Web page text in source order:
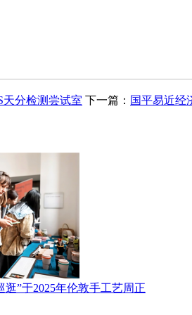
分检测尝试室 下一篇： 国平易近经
逛”于2025年伦敦手工艺周正